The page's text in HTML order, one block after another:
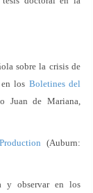
sobre la crisis de
los Boletines del
Juan de Mariana,
(Auburn:
y observar en los